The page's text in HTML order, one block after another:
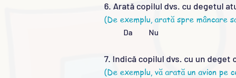
6. Arată copilul dvs. cu degetul
(De exemplu, arată spre mâncare
Da Nu
7. Indică copilul dvs. cu un deget
(De exemplu, vă arată un avion pe